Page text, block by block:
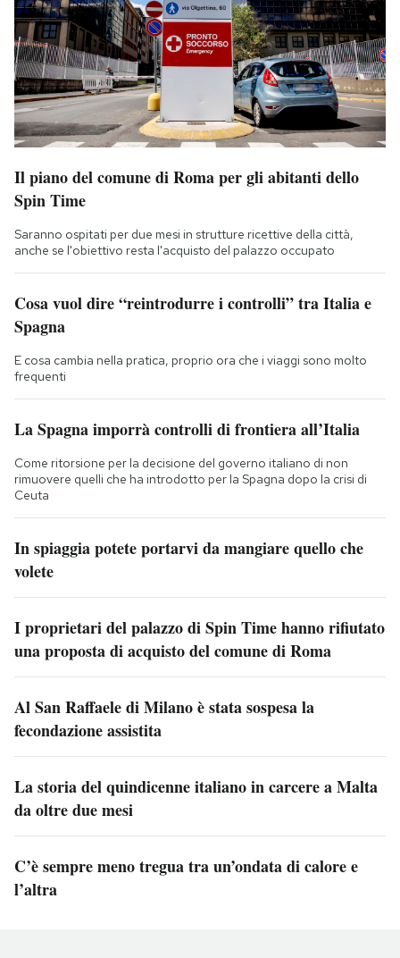
Il piano del comune di Roma per gli abitanti dello
Spin Time
Saranno ospitati per due mesi in strutture ricettive della città,
anche se l'obiettivo resta l'acquisto del palazzo occupato
Cosa vuol dire “reintrodurre i controlli” tra Italia e
Spagna
E cosa cambia nella pratica, proprio ora che i viaggi sono molto
frequenti
La Spagna imporrà controlli di frontiera all’Italia
Come ritorsione per la decisione del governo italiano di non
rimuovere quelli che ha introdotto per la Spagna dopo la crisi di
Ceuta
In spiaggia potete portarvi da mangiare quello che
volete
I proprietari del palazzo di Spin Time hanno rifiutato
una proposta di acquisto del comune di Roma
Al San Raffaele di Milano è stata sospesa la
fecondazione assistita
La storia del quindicenne italiano in carcere a Malta
da oltre due mesi
C’è sempre meno tregua tra un’ondata di calore e
l’altra